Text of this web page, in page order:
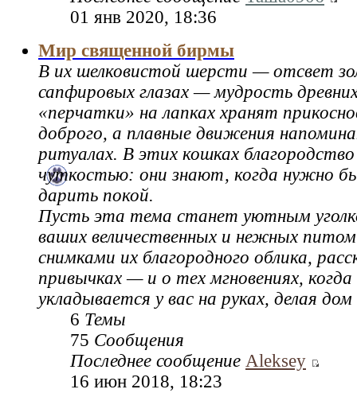
01 янв 2020, 18:36
Мир священной бирмы
В их шелковистой шерсти — отсвет
сапфировых глазах — мудрость
«перчатки» на лапках хранят
доброго, а плавные движения
ритуалах. В этих кошках
чуткостью: они знают, когда нужно
дарить покой.
Пусть эта тема станет уютным
ваших величественных и нежных
снимками их благородного облика,
привычках — и о тех мгновениях,
укладывается у вас на руках, делая
6 Темы
75 Сообщения
Последнее сообщение Aleksey
16 июн 2018, 18:23